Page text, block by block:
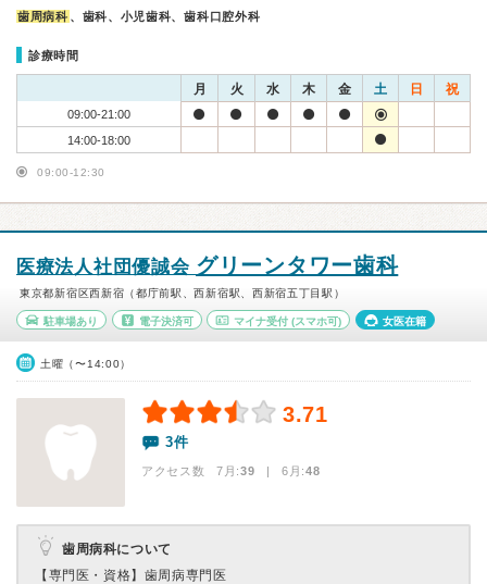
歯周病科 、歯科、小児歯科、歯科口腔外科
診療時間
月 火 水 木 金 土 日 祝
09:00-21:00
14:00-18:00
09:00-12:30
医療法人社団優誠会 グリーンタワー歯科
東京都新宿区西新宿（都庁前駅、西新宿駅、西新宿五丁目駅）
駐車場あり 電子決済可 マイナ受付 (スマホ可) 女医在籍
土曜（〜14:00）
3.71
3件
アクセス数 7月:39 | 6月:48
歯周病科について
【専門医・資格】 歯周病専門医